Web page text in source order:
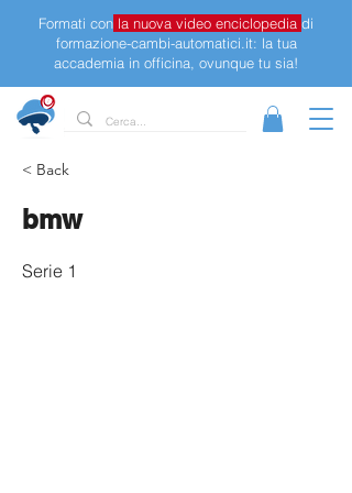
Formati con la nuova video enciclopedia di
formazione-cambi-automatici.it: la tua
accademia in officina, ovunque tu sia!
< Back
bmw
Serie 1